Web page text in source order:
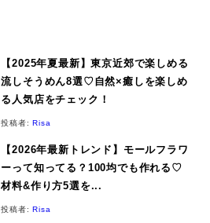
【2025年夏最新】東京近郊で楽しめる
流しそうめん8選♡自然×癒しを楽しめ
る人気店をチェック！
投稿者:Risa
【2026年最新トレンド】モールフラワ
ーって知ってる？100均でも作れる♡
材料&作り方5選を...
投稿者:Risa